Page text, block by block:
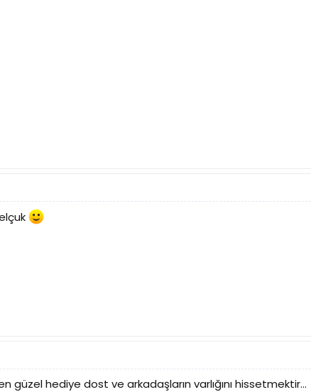
güzel hediye dost ve arkadaşların varlığını hissetmektir...